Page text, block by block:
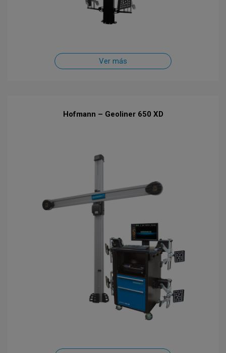
Ver más
Hofmann – Geoliner 650 XD